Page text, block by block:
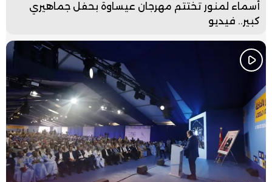
أسماء لمنور تختتم مهرجان عيساوة بحفل جماهيري
كبير.. فيديو